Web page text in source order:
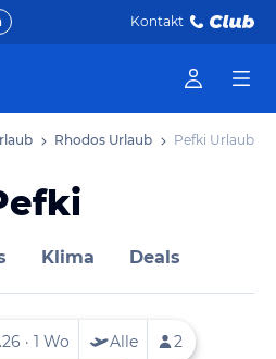
Kontakt
Rhodos Urlaub Pefki Urlaub
Klima Deals